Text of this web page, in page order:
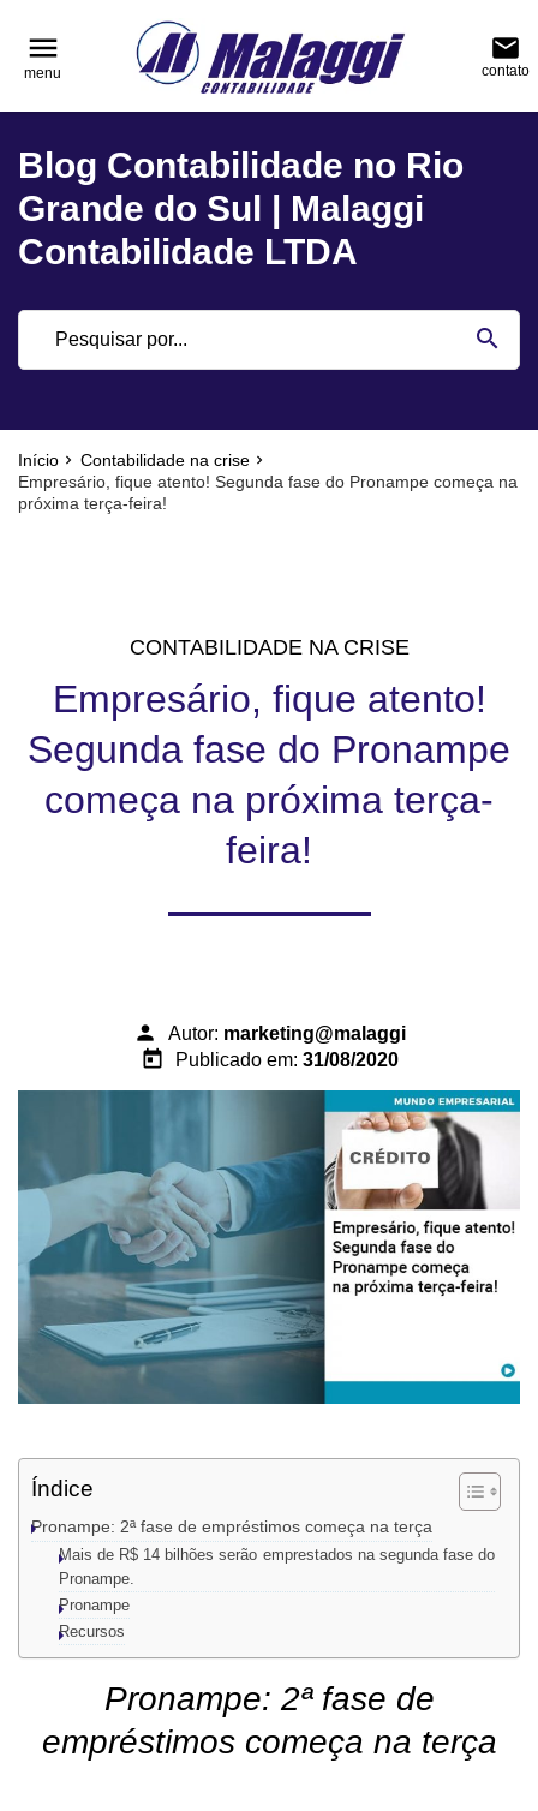
menu
menu
email
contato
Blog Contabilidade no Rio
Grande do Sul | Malaggi
Contabilidade LTDA
search
Início
Contabilidade na crise
Empresário, fique atento! Segunda fase do Pronampe começa na
próxima terça-feira!
reply NAVEGAÇÃO
Blog
Contabilidade
Notícias
reply FALE CONOSCO
phone (51) 3751-0400
location_on
Rua Júlio de Castilhos, nº 983, salas 3 e 4
Encantado - Rio Grande do Sul
CONTABILIDADE NA CRISE
Empresário, fique atento!
Segunda fase do Pronampe
começa na próxima terça-
feira!
person Autor: marketing@malaggi
today Publicado em: 31/08/2020
Índice
Pronampe: 2ª fase de empréstimos começa na terça
Mais de R$ 14 bilhões serão emprestados na segunda fase do
Pronampe.
Pronampe
Recursos
Pronampe: 2ª fase de
empréstimos começa na terça